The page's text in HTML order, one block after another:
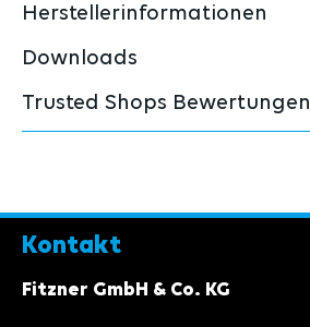
Herstellerinformationen
Downloads
Trusted Shops Bewertungen
Kontakt
Fitzner GmbH & Co. KG